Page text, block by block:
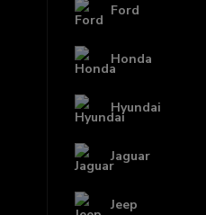
Ford
Honda
Hyundai
Jaguar
Jeep